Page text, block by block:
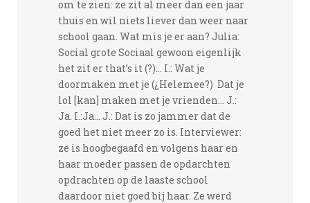
om te zien: ze zit al meer dan een jaar
thuis en wil niets liever dan weer naar
school gaan. Wat mis je er aan? Julia:
Social grote Sociaal gewoon eigenlijk
het zit er that’s it (?)... I.: Wat je
doormaken met je (¿Helemee?) Dat je
lol [kan] maken met je vrienden... J.:
Ja. I.:Ja... J.: Dat is zo jammer dat de
goed het niet meer zo is. Interviewer:
ze is hoogbegaafd en volgens haar en
haar moeder passen de opdarchten
opdrachten op de laaste school
daardoor niet goed bij haar. Ze werd